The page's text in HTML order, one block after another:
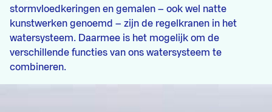
stormvloedkeringen en gemalen – ook wel natte
kunstwerken genoemd – zijn de regelkranen in het
watersysteem. Daarmee is het mogelijk om de
verschillende functies van ons watersysteem te
combineren.